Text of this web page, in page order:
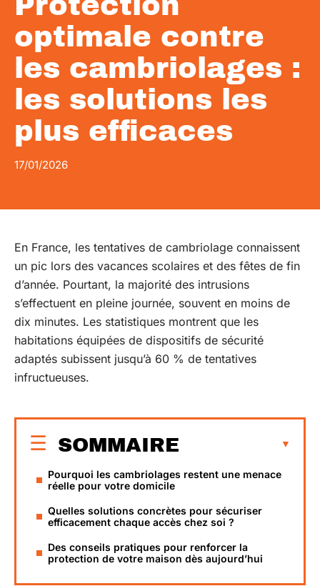
optimale contre
les cambriolages :
les solutions les
plus efficaces
17/01/2026
En France, les tentatives de cambriolage connaissent
un pic lors des vacances scolaires et des fêtes de fin
d’année. Pourtant, la majorité des intrusions
s’effectuent en pleine journée, souvent en moins de
dix minutes. Les statistiques montrent que les
habitations équipées de dispositifs de sécurité
adaptés subissent jusqu’à 60 % de tentatives
infructueuses.
SOMMAIRE
Pourquoi les cambriolages restent une menace
réelle pour votre domicile
Quelles solutions concrètes pour sécuriser
efficacement chaque accès chez soi ?
Des conseils pratiques pour renforcer la
protection de votre maison dès aujourd’hui